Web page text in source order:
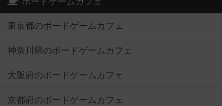
東京都のボードゲームカフェ
神奈川県のボードゲームカフェ
大阪府のボードゲームカフェ
京都府のボードゲームカフェ